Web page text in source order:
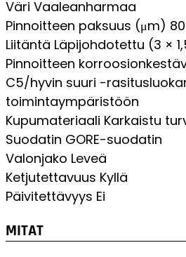
Väri Vaaleanharmaa
Pinnoitteen paksuus (μm)
Liitäntä Läpijohdotettu (3 ×
Pinnoitteen
C5/hyvin suuri -
toimintaympäristöön
Kupumateriaali Karkaistu
Suodatin GORE-suodatin
Valonjako Leveä
Ketjutettavuus Kyllä
Päivitettävyys Ei
MITAT